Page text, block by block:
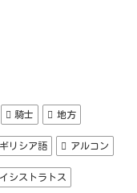
騎士 地方
ギリシア語 アルコン
シストラトス